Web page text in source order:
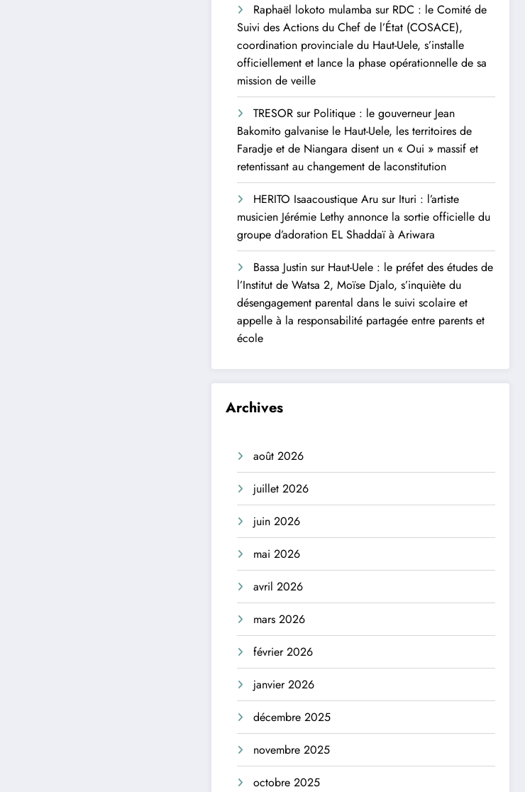
Raphaël lokoto mulamba sur RDC : le Comité de
Suivi des Actions du Chef de l’État (COSACE),
coordination provinciale du Haut-Uele, s’installe
officiellement et lance la phase opérationnelle de sa
mission de veille
TRESOR sur Politique : le gouverneur Jean
Bakomito galvanise le Haut-Uele, les territoires de
Faradje et de Niangara disent un « Oui » massif et
retentissant au changement de laconstitution
HERITO Isaacoustique Aru sur Ituri : l’artiste
musicien Jérémie Lethy annonce la sortie officielle du
groupe d’adoration EL Shaddaï à Ariwara
Bassa Justin sur Haut-Uele : le préfet des études de
l’Institut de Watsa 2, Moïse Djalo, s’inquiète du
désengagement parental dans le suivi scolaire et
appelle à la responsabilité partagée entre parents et
école
Archives
août 2026
juillet 2026
juin 2026
mai 2026
avril 2026
mars 2026
février 2026
janvier 2026
décembre 2025
novembre 2025
octobre 2025